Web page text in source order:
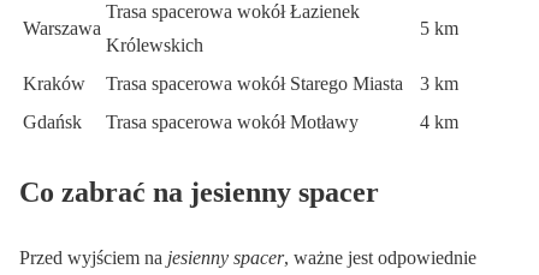
Warszawa
Trasa spacerowa wokół Łazienek
Królewskich
5 km
Kraków Trasa spacerowa wokół Starego Miasta
3 km
Gdańsk
Trasa spacerowa wokół Motławy 4 km
Co zabrać na jesienny spacer
Przed wyjściem na jesienny spacer, ważne jest odpowiednie